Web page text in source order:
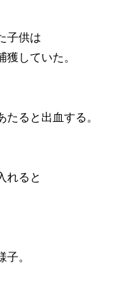
子供は
していた。
ると出血する。
れると
。